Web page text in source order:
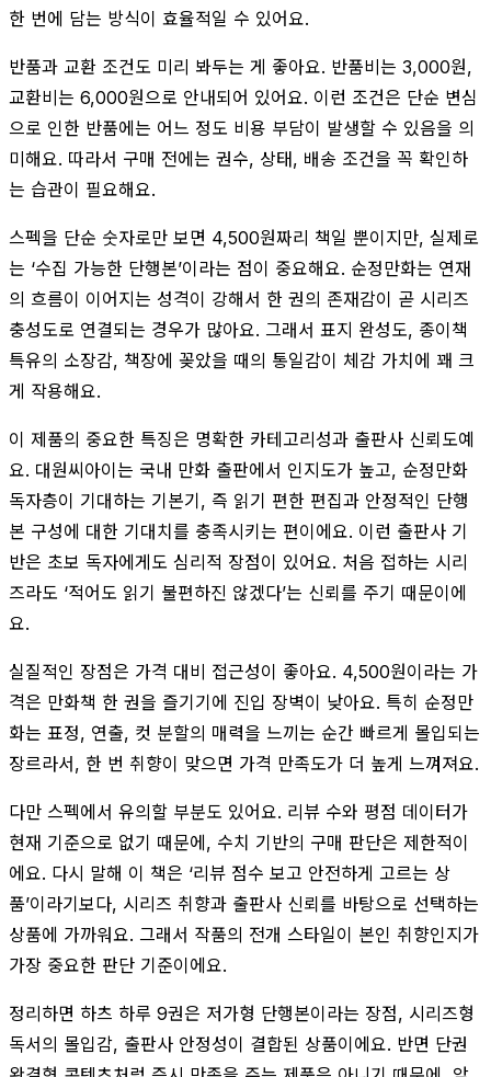
한 번에 담는 방식이 효율적일 수 있어요.
반품과 교환 조건도 미리 봐두는 게 좋아요. 반품비는 3,000원,
교환비는 6,000원으로 안내되어 있어요. 이런 조건은 단순 변심
으로 인한 반품에는 어느 정도 비용 부담이 발생할 수 있음을 의
미해요. 따라서 구매 전에는 권수, 상태, 배송 조건을 꼭 확인하
는 습관이 필요해요.
스펙을 단순 숫자로만 보면 4,500원짜리 책일 뿐이지만, 실제로
는 ‘수집 가능한 단행본’이라는 점이 중요해요. 순정만화는 연재
의 흐름이 이어지는 성격이 강해서 한 권의 존재감이 곧 시리즈
충성도로 연결되는 경우가 많아요. 그래서 표지 완성도, 종이책
특유의 소장감, 책장에 꽂았을 때의 통일감이 체감 가치에 꽤 크
게 작용해요.
이 제품의 중요한 특징은 명확한 카테고리성과 출판사 신뢰도예
요. 대원씨아이는 국내 만화 출판에서 인지도가 높고, 순정만화
독자층이 기대하는 기본기, 즉 읽기 편한 편집과 안정적인 단행
본 구성에 대한 기대치를 충족시키는 편이에요. 이런 출판사 기
반은 초보 독자에게도 심리적 장점이 있어요. 처음 접하는 시리
즈라도 ‘적어도 읽기 불편하진 않겠다’는 신뢰를 주기 때문이에
요.
실질적인 장점은 가격 대비 접근성이 좋아요. 4,500원이라는 가
격은 만화책 한 권을 즐기기에 진입 장벽이 낮아요. 특히 순정만
화는 표정, 연출, 컷 분할의 매력을 느끼는 순간 빠르게 몰입되는
장르라서, 한 번 취향이 맞으면 가격 만족도가 더 높게 느껴져요.
다만 스펙에서 유의할 부분도 있어요. 리뷰 수와 평점 데이터가
현재 기준으로 없기 때문에, 수치 기반의 구매 판단은 제한적이
에요. 다시 말해 이 책은 ‘리뷰 점수 보고 안전하게 고르는 상
품’이라기보다, 시리즈 취향과 출판사 신뢰를 바탕으로 선택하는
상품에 가까워요. 그래서 작품의 전개 스타일이 본인 취향인지가
가장 중요한 판단 기준이에요.
정리하면 하츠 하루 9권은 저가형 단행본이라는 장점, 시리즈형
독서의 몰입감, 출판사 안정성이 결합된 상품이에요. 반면 단권